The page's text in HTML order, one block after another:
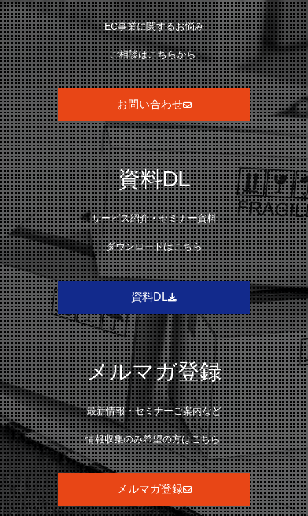
EC事業に関するお悩み
ご相談はこちらから
お問い合わせ
資料DL
サービス紹介・セミナー資料
ダウンロードはこちら
資料DL
メルマガ登録
最新情報・セミナーご案内など
情報収集のみ希望の方はこちら
メルマガ登録